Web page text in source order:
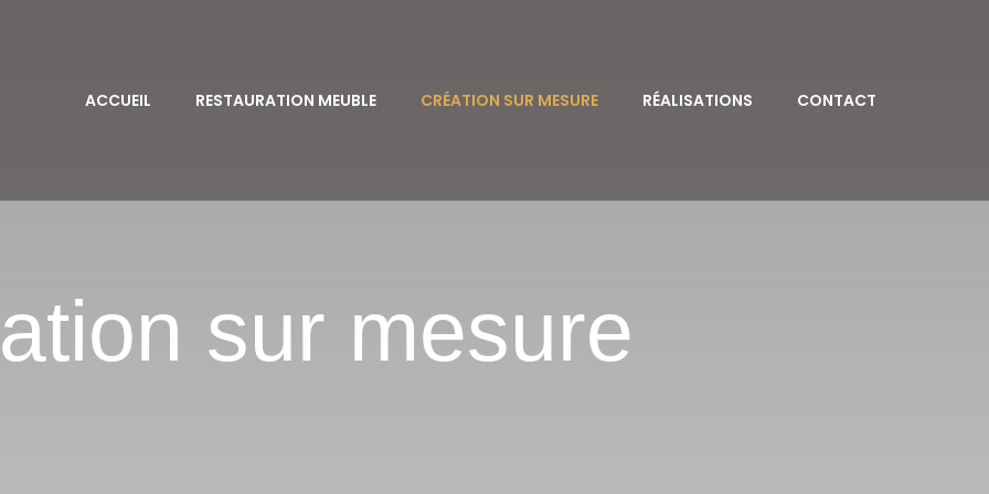
ACCUEIL RESTAURATION MEUBLE CRÉATION SUR MESURE RÉALISATIONS CONTACT
sur mesure